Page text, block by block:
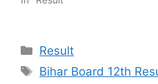
Categories
Result
Tags
Bihar Board 12th